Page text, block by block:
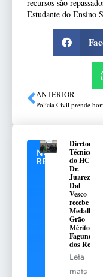
recursos são
Estudante do Ensino
ANTERIOR
NOTÍCIAS
RELACIONADAS
Diretor
Técnico
do HC,
Dr.
Juarez
Dal
Vesco
recebe a
Medalha
Grão
Mérito
Fagundes
dos Reis
Leia
mais